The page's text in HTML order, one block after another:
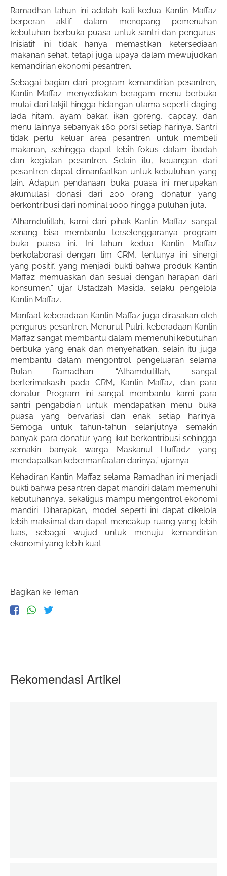
Ramadhan tahun ini adalah kali kedua Kantin Maffaz
berperan aktif dalam menopang pemenuhan
kebutuhan berbuka puasa untuk santri dan pengurus.
Inisiatif ini tidak hanya memastikan ketersediaan
makanan sehat, tetapi juga upaya dalam mewujudkan
kemandirian ekonomi pesantren.
Sebagai bagian dari program kemandirian pesantren,
Kantin Maffaz menyediakan beragam menu berbuka
mulai dari takjil hingga hidangan utama seperti daging
lada hitam, ayam bakar, ikan goreng, capcay, dan
menu lainnya sebanyak 160 porsi setiap harinya. Santri
tidak perlu keluar area pesantren untuk membeli
makanan, sehingga dapat lebih fokus dalam ibadah
dan kegiatan pesantren. Selain itu, keuangan dari
pesantren dapat dimanfaatkan untuk kebutuhan yang
lain. Adapun pendanaan buka puasa ini merupakan
akumulasi donasi dari 200 orang donatur yang
berkontribusi dari nominal 1000 hingga puluhan juta.
“Alhamdulillah, kami dari pihak Kantin Maffaz sangat
senang bisa membantu terselenggaranya program
buka puasa ini. Ini tahun kedua Kantin Maffaz
berkolaborasi dengan tim CRM, tentunya ini sinergi
yang positif, yang menjadi bukti bahwa produk Kantin
Maffaz memuaskan dan sesuai dengan harapan dari
konsumen,” ujar Ustadzah Masida, selaku pengelola
Kantin Maffaz.
Manfaat keberadaan Kantin Maffaz juga dirasakan oleh
pengurus pesantren. Menurut Putri, keberadaan Kantin
Maffaz sangat membantu dalam memenuhi kebutuhan
berbuka yang enak dan menyehatkan, selain itu juga
membantu dalam mengontrol pengeluaran selama
Bulan Ramadhan. “Alhamdulillah, sangat
berterimakasih pada CRM, Kantin Maffaz, dan para
donatur. Program ini sangat membantu kami para
santri pengabdian untuk mendapatkan menu buka
puasa yang bervariasi dan enak setiap harinya.
Semoga untuk tahun-tahun selanjutnya semakin
banyak para donatur yang ikut berkontribusi sehingga
semakin banyak warga Maskanul Huffadz yang
mendapatkan kebermanfaatan darinya,” ujarnya.
Kehadiran Kantin Maffaz selama Ramadhan ini menjadi
bukti bahwa pesantren dapat mandiri dalam memenuhi
kebutuhannya, sekaligus mampu mengontrol ekonomi
mandiri. Diharapkan, model seperti ini dapat dikelola
lebih maksimal dan dapat mencakup ruang yang lebih
luas, sebagai wujud untuk menuju kemandirian
ekonomi yang lebih kuat.
Bagikan ke Teman
Rekomendasi Artikel